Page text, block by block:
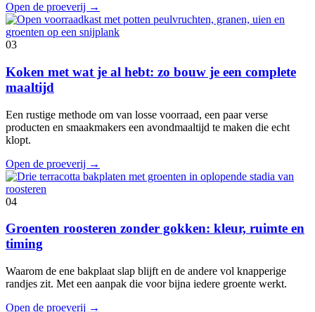
Open de proeverij →
03
Koken met wat je al hebt: zo bouw je een complete
maaltijd
Een rustige methode om van losse voorraad, een paar verse
producten en smaakmakers een avondmaaltijd te maken die echt
klopt.
Open de proeverij →
04
Groenten roosteren zonder gokken: kleur, ruimte en
timing
Waarom de ene bakplaat slap blijft en de andere vol knapperige
randjes zit. Met een aanpak die voor bijna iedere groente werkt.
Open de proeverij →